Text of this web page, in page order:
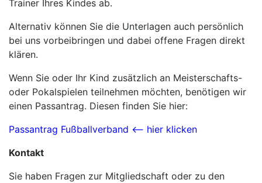
Trainer Ihres Kindes ab.
Alternativ können Sie die Unterlagen auch persönlich
bei uns vorbeibringen und dabei offene Fragen direkt
klären.
Wenn Sie oder Ihr Kind zusätzlich an Meisterschafts-
oder Pokalspielen teilnehmen möchten, benötigen wir
einen Passantrag. Diesen finden Sie hier:
Passantrag Fußballverband <– hier klicken
Kontakt
Sie haben Fragen zur Mitgliedschaft oder zu den